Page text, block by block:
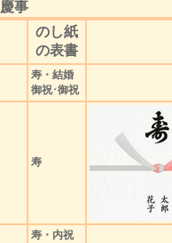
慶事
のし紙
の表書
寿・結婚
御祝･御祝
寿
寿・内祝